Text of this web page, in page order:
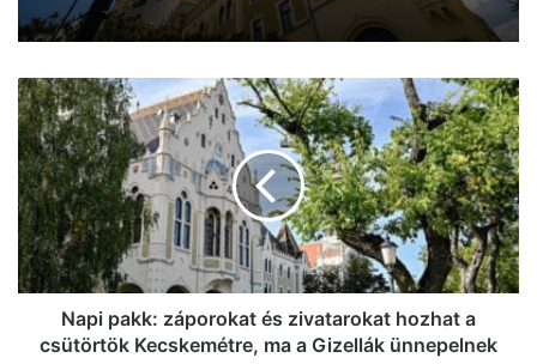
Napi
pakk:
záporokat
és
zivatarokat
hozhat
a
csütörtök
Kecskemétre,
Napi pakk: záporokat és zivatarokat hozhat a
csütörtök Kecskemétre, ma a Gizellák ünnepelnek